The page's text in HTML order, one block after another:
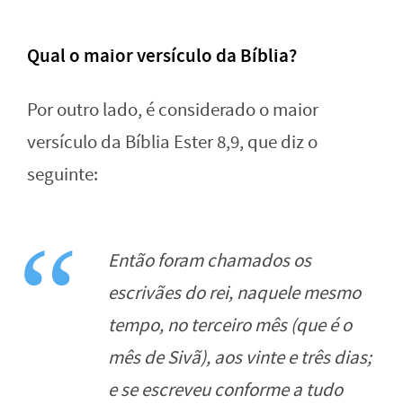
Qual o maior versículo da Bíblia?
Por outro lado, é considerado o maior
versículo da Bíblia Ester 8,9, que diz o
seguinte:
Então foram chamados os
escrivães do rei, naquele mesmo
tempo, no terceiro mês (que é o
mês de Sivã), aos vinte e três dias;
e se escreveu conforme a tudo